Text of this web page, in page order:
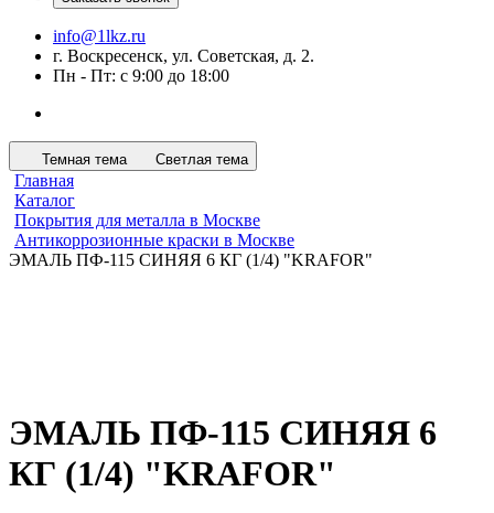
info@1lkz.ru
г. Воскресенск, ул. Советская, д. 2.
Пн - Пт: с 9:00 до 18:00
Темная тема Светлая тема
Главная
Каталог
Покрытия для металла в Москве
Антикоррозионные краски в Москве
ЭМАЛЬ ПФ-115 СИНЯЯ 6 КГ (1/4) "KRAFOR"
ЭМАЛЬ ПФ-115 СИНЯЯ 6
КГ (1/4) "KRAFOR"